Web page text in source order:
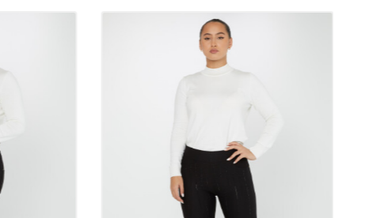
pantaloni di qualità nello shopping in boutique all'ingrosso
del cliente e aumenta il prestigio del tuo negozio.
i pantaloni sono prodotti eleganti che possono essere utilizzati
le stagioni e in tutti gli ambienti. Puoi arricchire i tuoi
cotone, 35% poliestere, 5% elastan: il mix perfetto di comfort e
miscela di 60% cotone, 35% poliestere e 5% elastan, i pantaloni
e resistenza insieme. Il cotone è amico della pelle grazie alla
e traspirante, mentre il poliestere assicura che il tessuto sia
pieghe. L'elastan aggiunge flessibilità ai pantaloni, aumentando